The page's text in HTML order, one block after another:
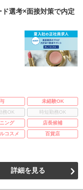
選考×面接対策で内定
未経験OK
務OK
時短勤務OK
ング
店長候補
コスメ 百貨店
詳細を見る